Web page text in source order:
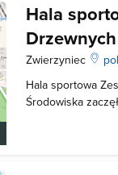
Hala
Zwierzyniec
Hala sportowa
Środowiska